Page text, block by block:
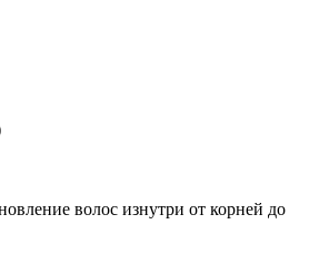
волос изнутри от корней до